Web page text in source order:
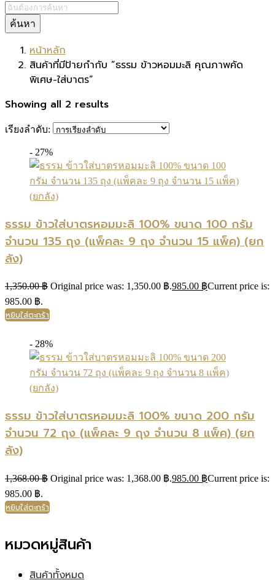
ค้นหา
หน้าหลัก
สินค้าที่มีป้ายกำกับ “ธรรม ข้าวหอมมะลิ คุณภาพคัด
พิเศษ-ใส่บาตร”
Showing all 2 results
เรียงลำดับ:
- 27%
ธรรม ข้าวใส่บาตรหอมมะลิ 100% ขนาด 100 กรัม
จำนวน 135 ถุง (แพ็คละ 9 ถุง จำนวน 15 แพ็ค) (ยก
ลัง)
1,350.00฿ Original price was: 1,350.00 ฿.985.00 ฿Current price is:
985.00 ฿.
หยิบใส่ตะกร้า
- 28%
ธรรม ข้าวใส่บาตรหอมมะลิ 100% ขนาด 200 กรัม
จำนวน 72 ถุง (แพ็คละ 9 ถุง จำนวน 8 แพ็ค) (ยก
ลัง)
1,368.00฿ Original price was: 1,368.00 ฿.985.00 ฿Current price is:
985.00 ฿.
หยิบใส่ตะกร้า
หมวดหมู่สินค้า
สินค้าทั้งหมด